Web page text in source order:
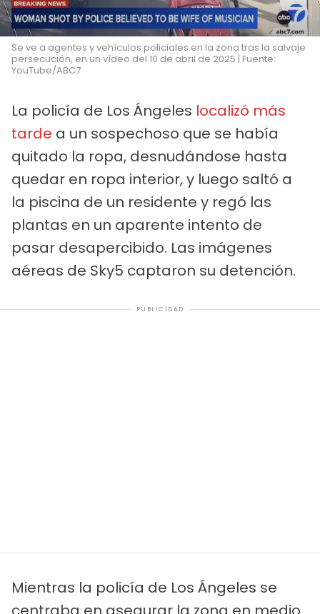
Se ve a agentes y vehículos policiales en la zona tras la salvaje
persecución, en un vídeo del 10 de abril de 2025 | Fuente:
YouTube/ABC7
La policía de Los Ángeles localizó más
tarde a un sospechoso que se había
quitado la ropa, desnudándose hasta
quedar en ropa interior, y luego saltó a
la piscina de un residente y regó las
plantas en un aparente intento de
pasar desapercibido. Las imágenes
aéreas de Sky5 captaron su detención.
PUBLICIDAD
Mientras la policía de Los Ángeles se